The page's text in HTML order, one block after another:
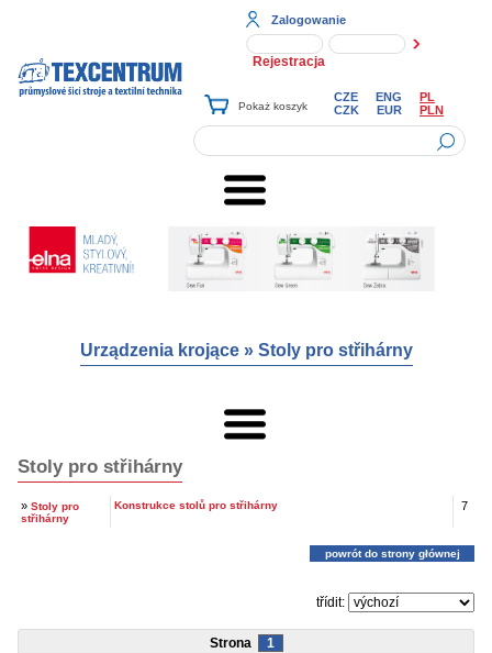
Zalogowanie
Rejestracja
CZE ENG
PL
CZK
EUR PLN
Urządzenia krojące» Stoly pro střihárny
Stoly pro střihárny
» Stoly pro
střihárny
Konstrukce stolů pro střihárny 7
powrót do strony głównej
třídit:
Strona 1